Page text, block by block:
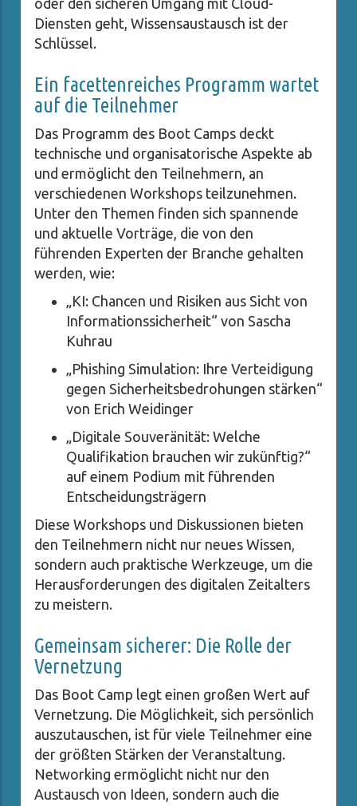
oder den sicheren Umgang mit Cloud-
Diensten geht, Wissensaustausch ist der
Schlüssel.
Ein facettenreiches Programm wartet
auf die Teilnehmer
Das Programm des Boot Camps deckt
technische und organisatorische Aspekte ab
und ermöglicht den Teilnehmern, an
verschiedenen Workshops teilzunehmen.
Unter den Themen finden sich spannende
und aktuelle Vorträge, die von den
führenden Experten der Branche gehalten
werden, wie:
„KI: Chancen und Risiken aus Sicht von
Informationssicherheit“ von Sascha
Kuhrau
„Phishing Simulation: Ihre Verteidigung
gegen Sicherheitsbedrohungen stärken“
von Erich Weidinger
„Digitale Souveränität: Welche
Qualifikation brauchen wir zukünftig?“
auf einem Podium mit führenden
Entscheidungsträgern
Diese Workshops und Diskussionen bieten
den Teilnehmern nicht nur neues Wissen,
sondern auch praktische Werkzeuge, um die
Herausforderungen des digitalen Zeitalters
zu meistern.
Gemeinsam sicherer: Die Rolle der
Vernetzung
Das Boot Camp legt einen großen Wert auf
Vernetzung. Die Möglichkeit, sich persönlich
auszutauschen, ist für viele Teilnehmer eine
der größten Stärken der Veranstaltung.
Networking ermöglicht nicht nur den
Austausch von Ideen, sondern auch die